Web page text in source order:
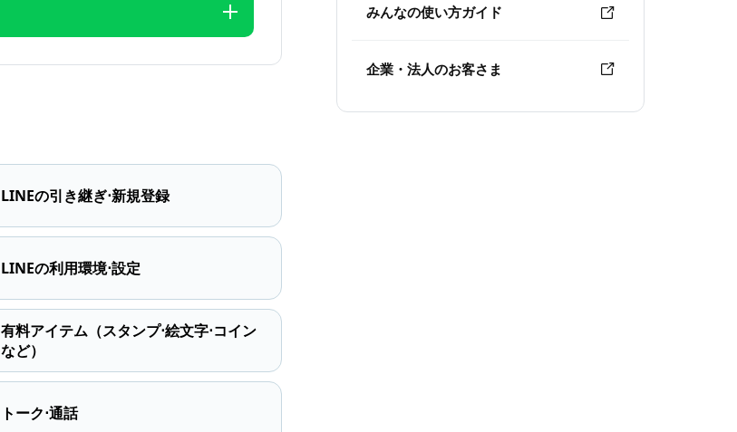
みんなの使い方ガイド
企業・法人のお客さま
LINEの引き継ぎ⋅新規登録
LINEの利用環境⋅設定
有料アイテム（スタンプ⋅絵文字⋅コイン
など）
トーク⋅通話